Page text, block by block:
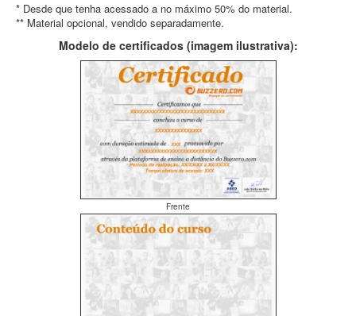
* Desde que tenha acessado a no máximo 50% do material.
** Material opcional, vendido separadamente.
Modelo de certificados (imagem ilustrativa):
Frente